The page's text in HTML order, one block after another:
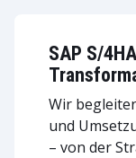
SAP S/
Wir
und
– von der